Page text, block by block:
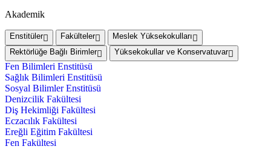
Akademik
Enstitüler Fakülteler
Meslek Yüksekokulları
Rektörlüğe Bağlı Birimler
Yüksekokullar ve Konservatuvar
Fen Bilimleri Enstitüsü
Sağlık Bilimleri Enstitüsü
Sosyal Bilimler Enstitüsü
Denizcilik Fakültesi
Diş Hekimliği Fakültesi
Eczacılık Fakültesi
Ereğli Eğitim Fakültesi
Fen Fakültesi